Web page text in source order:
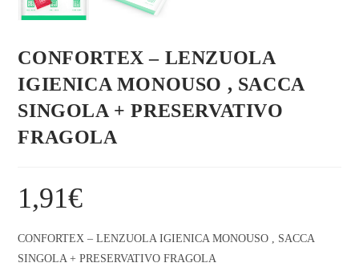
CONFORTEX – LENZUOLA
IGIENICA MONOUSO , SACCA
SINGOLA + PRESERVATIVO
FRAGOLA
1,91€
CONFORTEX – LENZUOLA IGIENICA MONOUSO , SACCA
SINGOLA + PRESERVATIVO FRAGOLA